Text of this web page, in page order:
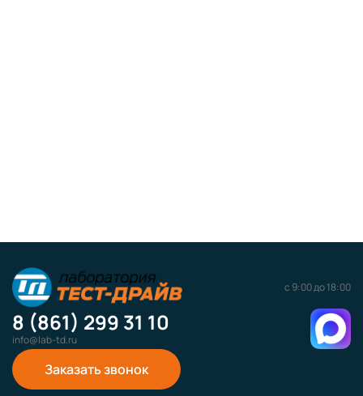
с 9:00 до 18:00
8 (861) 299 31 10
info@lab-td.ru
Заказать звонок